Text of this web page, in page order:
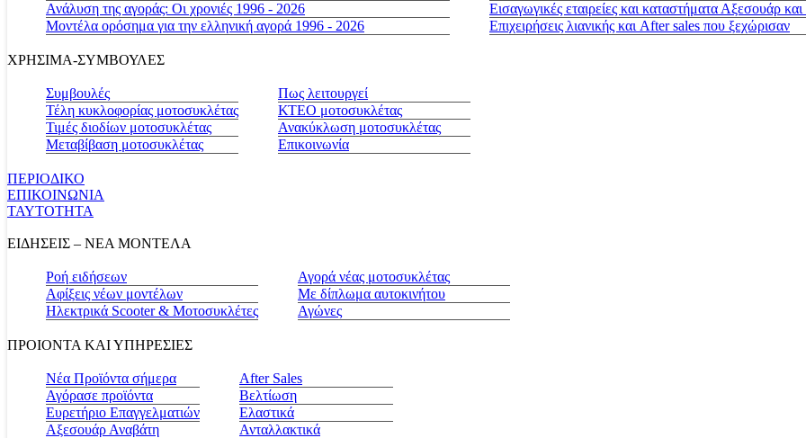
Ανάλυση της αγοράς: Οι χρονιές 1996 - 2026
Μοντέλα ορόσημα για την ελληνική αγορά 1996 - 2026
Εισαγωγικές εταιρείες και καταστήματα Αξεσουάρ
Επιχειρήσεις λιανικής και After sales που ξεχώρισαν
ΧΡΗΣΙΜΑ-ΣΥΜΒΟΥΛΕΣ
Συμβουλές
Τέλη κυκλοφορίας μοτοσυκλέτας
Τιμές διοδίων μοτοσυκλέτας
Μεταβίβαση μοτοσυκλέτας
Πως λειτουργεί
ΚΤΕΟ μοτοσυκλέτας
Ανακύκλωση μοτοσυκλέτας
Επικοινωνία
ΠΕΡΙΟΔΙΚΟ
ΕΠΙΚΟΙΝΩΝΙΑ
ΤΑΥΤΟΤΗΤΑ
ΕΙΔΗΣΕΙΣ – ΝΕΑ ΜΟΝΤΕΛΑ
Ροή ειδήσεων
Αφίξεις νέων μοντέλων
Ηλεκτρικά Scooter & Μοτοσυκλέτες
Αγορά νέας μοτοσυκλέτας
Με δίπλωμα αυτοκινήτου
Αγώνες
ΠΡΟΙΟΝΤΑ ΚΑΙ ΥΠΗΡΕΣΙΕΣ
Νέα Προϊόντα σήμερα
Αγόρασε προϊόντα
Ευρετήριο Επαγγελματιών
Αξεσουάρ Αναβάτη
Αfter Sales
Βελτίωση
Ελαστικά
Ανταλλακτικά